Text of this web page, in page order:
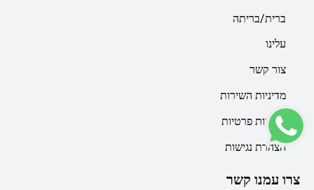
ברית/בריתה
עלינו
צור קשר
מדיניות השירות
מדיניות פרטיות
הצהרת נגישות
צרו עמנו קשר